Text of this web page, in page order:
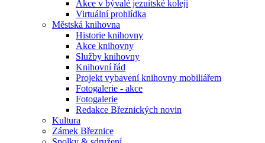
Akce v bývalé jezuitské koleji
Virtuální prohlídka
Městská knihovna
Historie knihovny
Akce knihovny
Služby knihovny
Knihovní řád
Projekt vybavení knihovny mobiliářem
Fotogalerie - akce
Fotogalerie
Redakce Březnických novin
Kultura
Zámek Březnice